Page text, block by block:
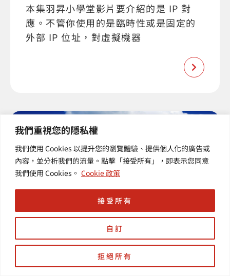
我們重視您的隱私權
我們使用 Cookies 以提升您的瀏覽體驗、提供個人化的廣告或
內容，並分析我們的流量。點擊「接受所有」，即表示您同意
我們使用 Cookies。 Cookie 政策
自訂
拒絕所有
接受所有
本集羽昇小學堂影片要介紹的是 IP 對
應。不管你使用的是臨時性或是固定的
外部 IP 位址，對虛擬機器
【羽昇小學堂】VPC中的IP位